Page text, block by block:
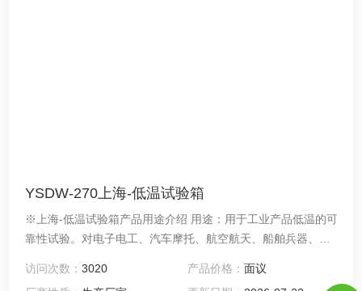
YSDW-270上海-低温试验箱
※上海-低温试验箱产品用途介绍 用途：用于工业产品低温的可
靠性试验。对电子电工、汽车摩托、航空航天、船舶兵器、高
的情况下，检验其各项性能指标。产品具有较宽的温度控制范
访问次数：3020 产品价格： 面议